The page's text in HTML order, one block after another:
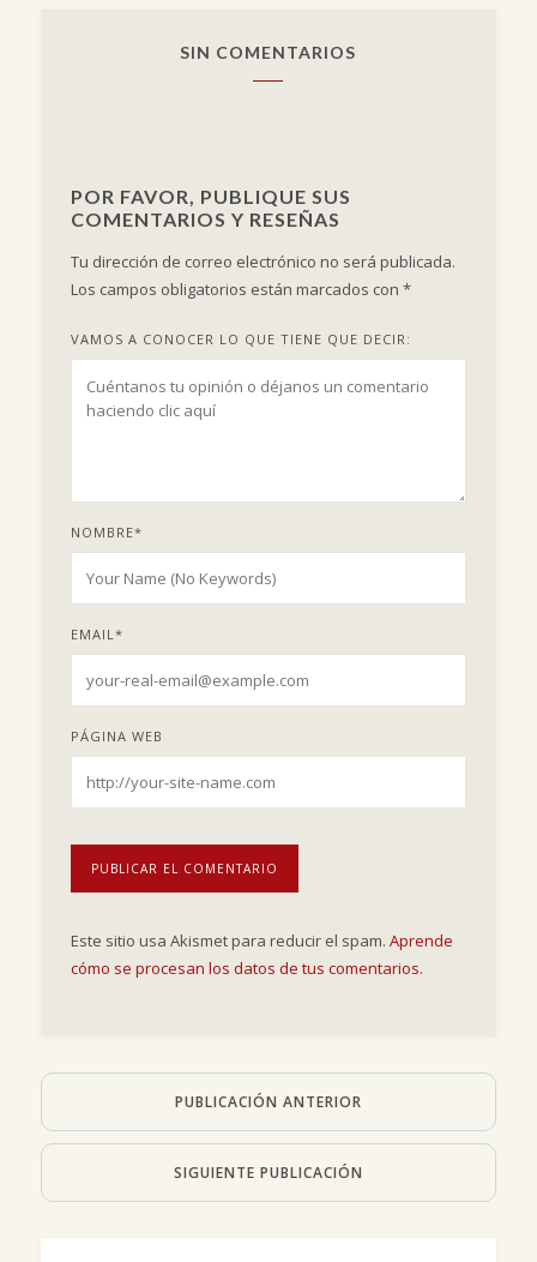
SIN COMENTARIOS
POR FAVOR, PUBLIQUE SUS
COMENTARIOS Y RESEÑAS
Tu dirección de correo electrónico no será publicada.
Los campos obligatorios están marcados con *
VAMOS A CONOCER LO QUE TIENE QUE DECIR:
NOMBRE*
EMAIL*
PÁGINA WEB
Este sitio usa Akismet para reducir el spam. Aprende
cómo se procesan los datos de tus comentarios.
PUBLICACIÓN ANTERIOR
SIGUIENTE PUBLICACIÓN